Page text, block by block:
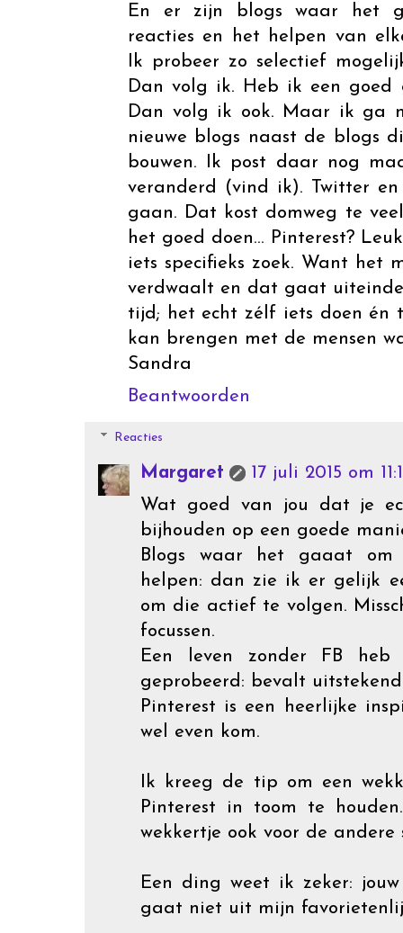
En er zijn blogs waar het
reacties en het helpen van
Ik probeer zo selectief
Dan volg ik. Heb ik een goed
Dan volg ik ook. Maar ik ga
nieuwe blogs naast de blogs
bouwen. Ik post daar nog
veranderd (vind ik). Twitter
gaan. Dat kost domweg te
het goed doen... Pinterest?
iets specifieks zoek. Want het
verdwaalt en dat gaat
tijd; het echt zélf iets doen én
kan brengen met de mensen
Sandra
Beantwoorden
Reacties
Margaret
17 juli 2015 om
Wat goed van jou dat je
bijhouden op een goede
Blogs waar het gaaat om
helpen: dan zie ik er gelijk
om die actief te volgen.
focussen.
Een leven zonder FB
geprobeerd: bevalt
Pinterest is een heerlijke
wel even kom.
Ik kreeg de tip om een
Pinterest in toom te
wekkertje ook voor de
Een ding weet ik zeker:
gaat niet uit mijn